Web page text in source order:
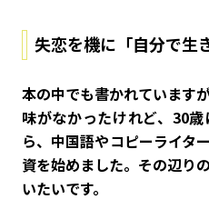
失恋を機に「自分で生
――本の中でも書かれていま
味がなかったけれど、30
ら、中国語やコピーライタ
資を始めました。その辺り
いたいです。